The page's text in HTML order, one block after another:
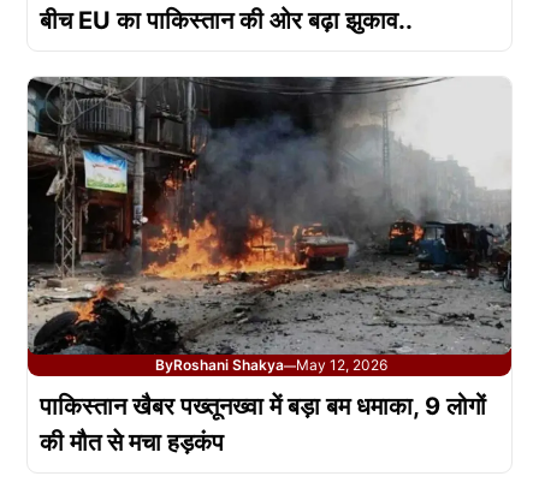
बीच EU का पाकिस्तान की ओर बढ़ा झुकाव..
ByRoshani Shakya—May 12, 2026
पाकिस्तान खैबर पख्तूनख्वा में बड़ा बम धमाका, 9 लोगों
की मौत से मचा हड़कंप